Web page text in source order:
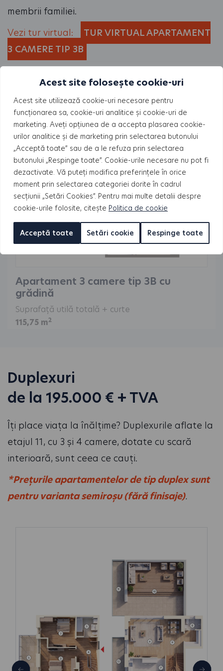
Acest site folosește cookie-uri
Acest site utilizează cookie-uri necesare pentru
funcționarea sa, cookie-uri analitice și cookie-uri de
marketing. Aveți opțiunea de a accepta plasarea cookie-
urilor analitice și de marketing prin selectarea butonului
„Acceptă toate” sau de a le refuza prin selectarea
butonului „Respinge toate”. Cookie-urile necesare nu pot fi
dezactivate. Vă puteți modifica preferințele în orice
moment prin selectarea categoriei dorite în cadrul
secțiunii „Setări Cookies”. Pentru mai multe detalii despre
cookie-urile folosite, citește Politica de cookie
Setări cookie Respinge toate
Acceptă toate
membrii familiei.
Vezi tur virtual:
TUR VIRTUAL APARTAMENT
3 CAMERE TIP 3B
SOLD OUT
Apartament 3 camere tip 3B cu
grădină
Suprafață utilă totală + curte
115,75 m2
Duplexuri
de la 195.000 € + TVA
Îți place viața la înălțime? Duplexurile aflate la
etajul 11, cu 3 și 4 camere, dotate cu scară
interioară, sunt ceea ce cauți.
*Prețurile apartamentelor de tip duplex sunt
pentru varianta semiroșu (fără finisaje).